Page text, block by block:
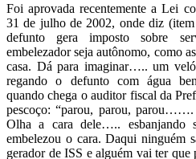
Foi aprovada recentemente a Lei
31 de julho de 2002, onde diz
defunto gera imposto sobre
embelezador seja autônomo, como
casa. Dá para imaginar….. um
regando o defunto com água
quando chega o auditor fiscal da
pescoço: “parou, parou,
Olha a cara dele….. esbanjando
embelezou o cara. Daqui ninguém
gerador de ISS e alguém vai ter